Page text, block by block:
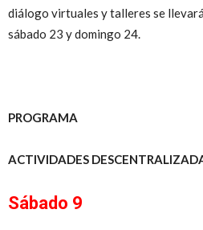
diálogo virtuales y talleres se
sábado 23 y domingo 24.
PROGRAMA
ACTIVIDADES
Sábado 9